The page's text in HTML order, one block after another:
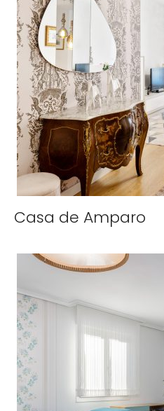
Casa de Amparo